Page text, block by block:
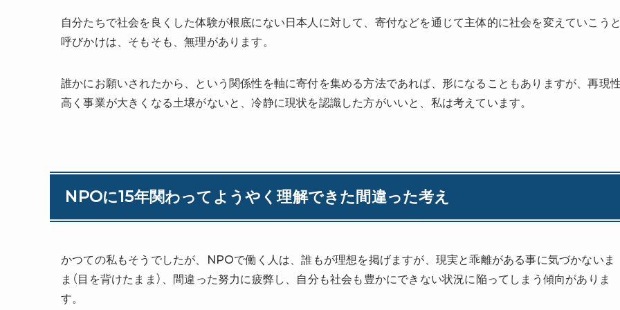
自分たちで社会を良くした体験が根底にない日本人に対して、寄付などを通じて主体的に社会を変えていこう
呼びかけは、そもそも、無理があります。
誰かにお願いされたから、という関係性を軸に寄付を集める方法であれば、形になることもありますが、再現
高く事業が大きくなる土壌がないと、冷静に現状を認識した方がいいと、私は考えています。
NPOに15年関わってようやく理解できた間違った考え
かつての私もそうでしたが、NPOで働く人は、誰もが理想を掲げますが、現実と乖離がある事に気づかないま
ま（目を背けたまま）、間違った努力に疲弊し、自分も社会も豊かにできない状況に陥ってしまう傾向がありま
す。